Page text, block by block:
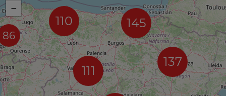
86
110 145
111
137
−